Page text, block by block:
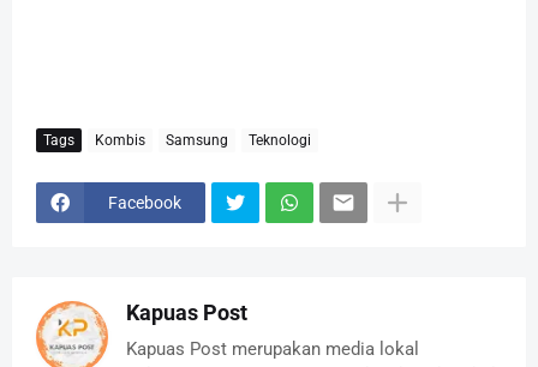
Tags Kombis Samsung Teknologi
Facebook
Kapuas Post
Kapuas Post merupakan media lokal